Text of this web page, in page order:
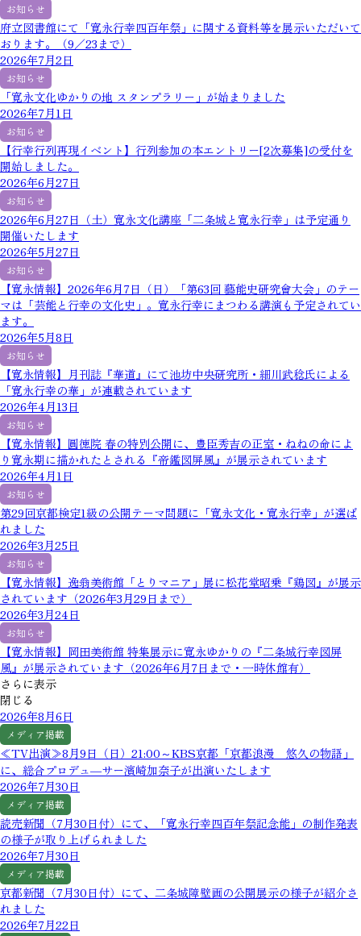
お知らせ
府立図書館にて「寛永行幸四百年祭」に関する資料等を展示いただいて
おります。（9／23まで）
2026年7月2日
お知らせ
「寛永文化ゆかりの地 スタンプラリー」が始まりました
2026年7月1日
お知らせ
【行幸行列再現イベント】行列参加の本エントリー[2次募集]の受付を
開始しました。
2026年6月27日
お知らせ
2026年6月27日（土）寛永文化講座「二条城と寛永行幸」は予定通り
開催いたします
2026年5月27日
お知らせ
【寛永情報】2026年6月7日（日）「第63回 藝能史研究會大会」のテー
マは「芸能と行幸の文化史」。寛永行幸にまつわる講演も予定されてい
ます。
2026年5月8日
お知らせ
【寛永情報】月刊誌『華道』にて池坊中央研究所・細川武稔氏による
「寛永行幸の華」が連載されています
2026年4月13日
お知らせ
【寛永情報】圓徳院 春の特別公開に、豊臣秀吉の正室・ねねの命によ
り寛永期に描かれたとされる『帝鑑図屏風』が展示されています
2026年4月1日
お知らせ
第29回京都検定1級の公開テーマ問題に「寛永文化・寛永行幸」が選ば
れました
2026年3月25日
お知らせ
【寛永情報】逸翁美術館「とりマニア」展に松花堂昭乗『鶏図』が展示
されています（2026年3月29日まで）
2026年3月24日
お知らせ
【寛永情報】岡田美術館 特集展示に寛永ゆかりの『二条城行幸図屏
風』が展示されています（2026年6月7日まで・一時休館有）
さらに表示
閉じる
2026年8月6日
メディア掲載
≪TV出演≫8月9日（日）21:00～KBS京都「京都浪漫 悠久の物語」
に、総合プロデュ―サー濱崎加奈子が出演いたします
2026年7月30日
メディア掲載
読売新聞（7月30日付）にて、「寛永行幸四百年祭記念能」の制作発表
の様子が取り上げられました
2026年7月30日
メディア掲載
京都新聞（7月30日付）にて、二条城障壁画の公開展示の様子が紹介さ
れました
2026年7月22日